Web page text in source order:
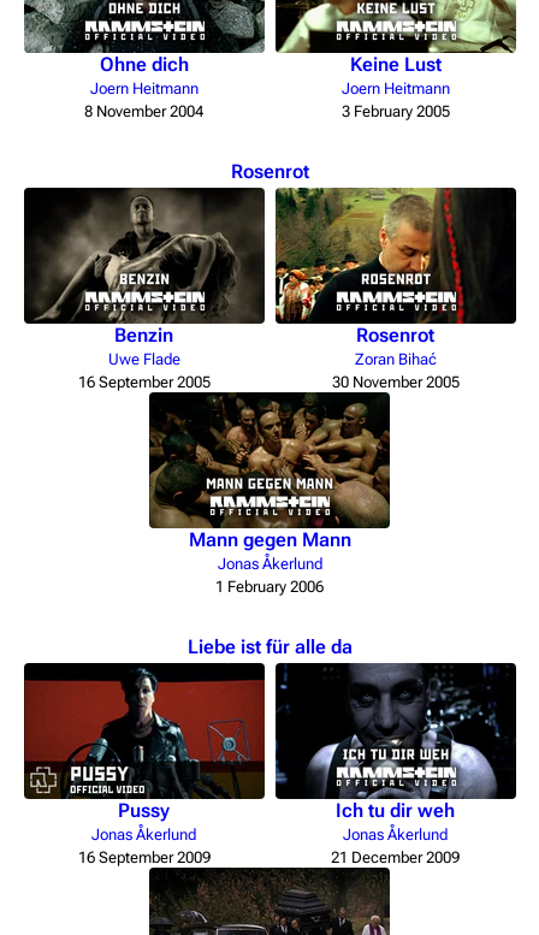
Ohne dich
Joern Heitmann
8 November 2004
Keine Lust
Joern Heitmann
3 February 2005
Rosenrot
Benzin
Uwe Flade
16 September 2005
Rosenrot
Zoran Bihać
30 November 2005
Mann gegen Mann
Jonas Åkerlund
1 February 2006
Liebe ist für alle da
Pussy
Jonas Åkerlund
16 September 2009
Ich tu dir weh
Jonas Åkerlund
21 December 2009